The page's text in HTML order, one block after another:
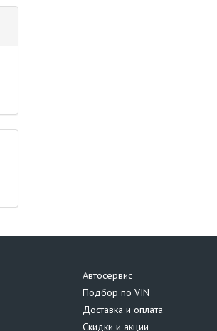
Автосервис
Подбор по VIN
Доставка и оплата
Скидки и акции